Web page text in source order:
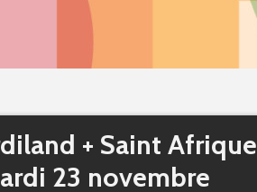
+ Saint Afrique
23 novembre